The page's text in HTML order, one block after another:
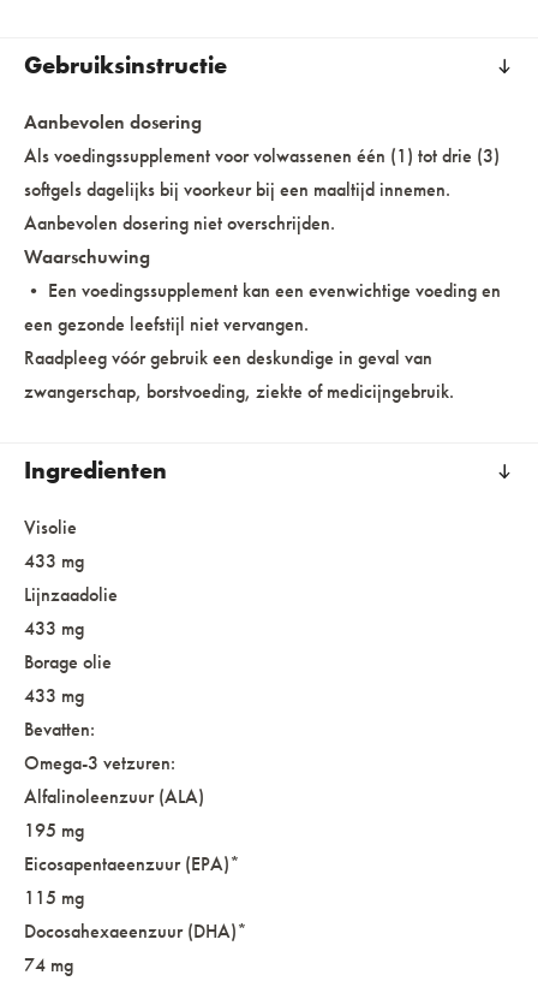
Gebruiksinstructie
Aanbevolen dosering
Als voedingssupplement voor volwassenen één (1) tot drie (3)
softgels dagelijks bij voorkeur bij een maaltijd innemen.
Aanbevolen dosering niet overschrijden.
Waarschuwing
• Een voedingssupplement kan een evenwichtige voeding en
een gezonde leefstijl niet vervangen.
Raadpleeg vóór gebruik een deskundige in geval van
zwangerschap, borstvoeding, ziekte of medicijngebruik.
Ingredienten
Visolie
433 mg
Lijnzaadolie
433 mg
Borage olie
433 mg
Bevatten:
Omega-3 vetzuren:
Alfalinoleenzuur (ALA)
195 mg
Eicosapentaeenzuur (EPA)*
115 mg
Docosahexaeenzuur (DHA)*
74 mg